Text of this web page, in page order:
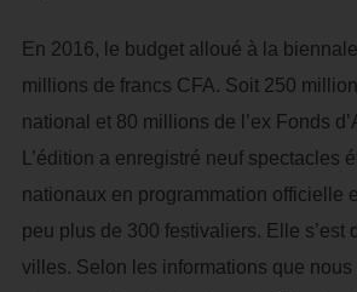
En 2016, le budget alloué à la
millions de francs CFA. Soit 250
national et 80 millions de l’ex Fonds
L’édition a enregistré neuf spectacles
nationaux en programmation officielle
peu plus de 300 festivaliers. Elle s’est
villes. Selon les informations que nous